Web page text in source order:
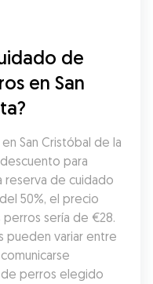
de
en San
San Cristóbal de la
para
reserva de cuidado
50%, el precio
sería de €28.
pueden variar entre
perros elegido